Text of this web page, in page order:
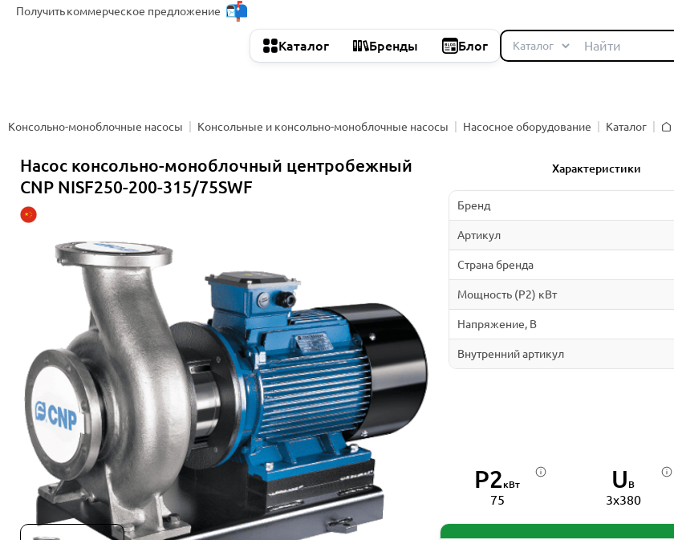
Получитькоммерческое предложение
Каталог Бренды Блог
Консольно-моноблочные насосы Консольные и консольно-моноблочные насосы Насосное оборудование
Каталог
Насос консольно-моноблочный центробежный
CNP NISF250-200-315/75SWF
Характеристики
Бренд
Артикул
Страна бренда
Мощность (P2) кВт
Напряжение, В
Внутренний артикул
P2кВт
75
U В
3x380